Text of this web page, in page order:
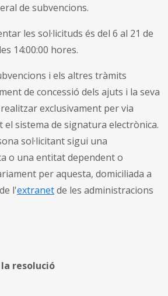
de subvencions.
les sol·licituds és del 6 al 21 de
14:00:00 hores.
i els altres tràmits
de concessió dels ajuts i la seva
exclusivament per via
sistema de signatura electrònica.
sol·licitant sigui una
o una entitat dependent o
per aquesta, domiciliada a
l'extranetde les administracions
resolució